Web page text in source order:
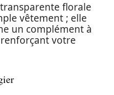
florale
vêtement ; elle
un complément à
votre